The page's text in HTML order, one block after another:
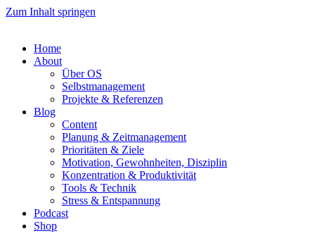
Zum Inhalt springen
Home
About
Über OS
Selbstmanagement
Projekte & Referenzen
Blog
Content
Planung & Zeitmanagement
Prioritäten & Ziele
Motivation, Gewohnheiten, Disziplin
Konzentration & Produktivität
Tools & Technik
Stress & Entspannung
Podcast
Shop